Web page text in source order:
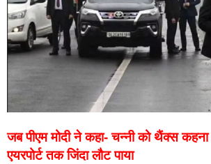
जब पीएम मोदी ने कहा- चन्नी को थैंक्स कहना
एयरपोर्ट तक जिंदा लौट पाया